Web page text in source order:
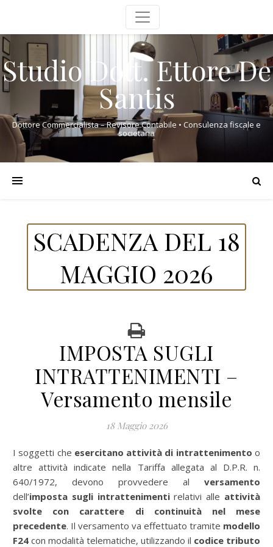
Studio Dott. Ettore De
Santis
Dottore Commercialista – Revisore Contabile • Consulenza fiscale e
societaria
SCADENZA DEL 18
MAGGIO 2026
IMPOSTA SUGLI
INTRATTENIMENTI –
Versamento mensile
18 Maggio 2026
I soggetti che esercitano attività di intrattenimento o
altre attività indicate nella Tariffa allegata al D.P.R. n.
640/1972, devono provvedere al versamento
dell’imposta sugli intrattenimentirelativi alle attività
svolte con carattere di continuità nel mese
precedente. Il versamento va effettuato tramite modello
F24 con modalità telematiche, utilizzando il codice tributo